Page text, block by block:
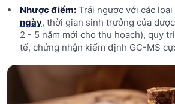
Nhược điểm:Trái ngược với các loại
ngày, thời gian sinh trưởng của
2 - 5 năm mới cho thu hoạch), quy
tế, chứng nhận kiểm định GC-MS